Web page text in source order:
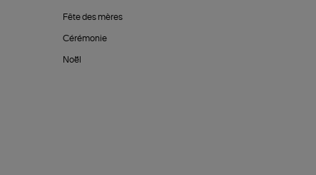
Fête des mères
Cérémonie
Noël